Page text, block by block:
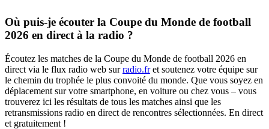
Où puis-je écouter la Coupe du Monde de football
2026 en direct à la radio ?
Écoutez les matches de la Coupe du Monde de football 2026 en
direct via le flux radio web surradio.fret soutenez votre équipe sur
le chemin du trophée le plus convoité du monde. Que vous soyez en
déplacement sur votre smartphone, en voiture ou chez vous – vous
trouverez ici les résultats de tous les matches ainsi que les
retransmissions radio en direct de rencontres sélectionnées. En direct
et gratuitement !